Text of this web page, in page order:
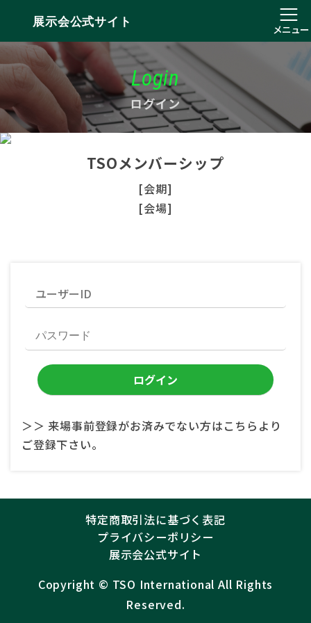
展示会公式サイト
メニュー
Login
ログイン
TSOメンバーシップ
[会期]
[会場]
＞＞ 来場事前登録がお済みでない方はこちらより
ご登録下さい。
特定商取引法に基づく表記
プライバシーポリシー
展示会公式サイト
Copyright ©︎ TSO International All Rights
Reserved.